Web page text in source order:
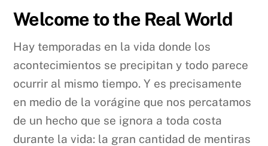
Welcome to the Real World
Hay temporadas en la vida donde los
acontecimientos se precipitan y todo parece
ocurrir al mismo tiempo. Y es precisamente
en medio de la vorágine que nos percatamos
de un hecho que se ignora a toda costa
durante la vida: la gran cantidad de mentiras